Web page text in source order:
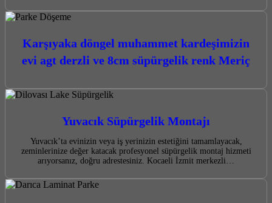
Karşıyaka döngel muhammet kardeşimizin
evi agt derzli ve 8cm süpürgelik renk Meriç
Yuvacık Süpürgelik Montajı
Yuvacık’ta evinizin veya iş yerinizin estetiğini tamamlayacak,
zeminlerinize değer katacak profesyonel süpürgelik montaj hizmeti
arıyorsanız, doğru adrestesiniz. Kocaeli İzmit merkezli…